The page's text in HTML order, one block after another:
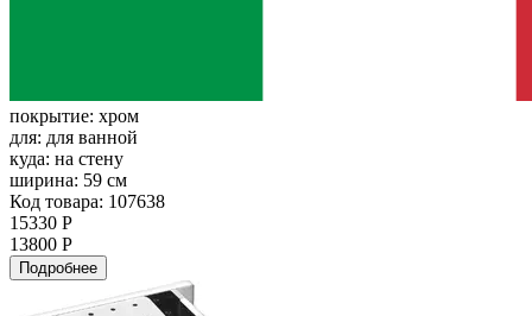
покрытие: хром
для: для ванной
куда: на стену
ширина: 59 см
Код товара: 107638
15330 Р
13800 Р
Подробнее